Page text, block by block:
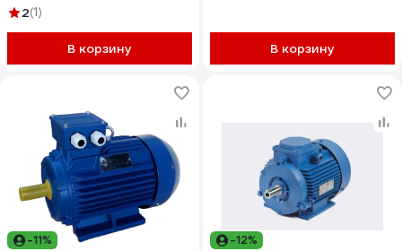
АИР100S2 4,0*3000 1081
2(1)
В корзину В корзину
-11% -12%